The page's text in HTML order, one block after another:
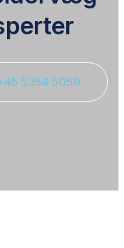
5354 5059